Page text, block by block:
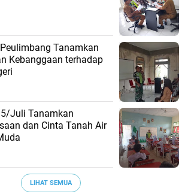
Tanamkan
Kebanggaan terhadap
Juli Tanamkan
dan Cinta Tanah Air
LIHAT SEMUA